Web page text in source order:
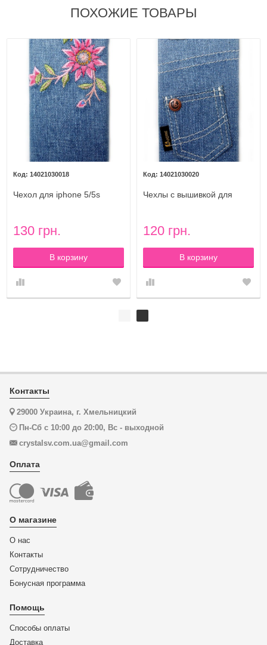
ПОХОЖИЕ ТОВАРЫ
14021030018
Чехол для iphone 5/5s
130 грн.
В корзину
14021030020
Чехлы с вышивкой для
120 грн.
В корзину
Контакты
29000 Украина, г. Хмельницкий
Пн-Сб с 10:00 до 20:00, Вс - выходной
crystalsv.com.ua@gmail.com
Оплата
О магазине
О нас
Контакты
Сотрудничество
Бонусная программа
Помощь
Способы оплаты
Доставка